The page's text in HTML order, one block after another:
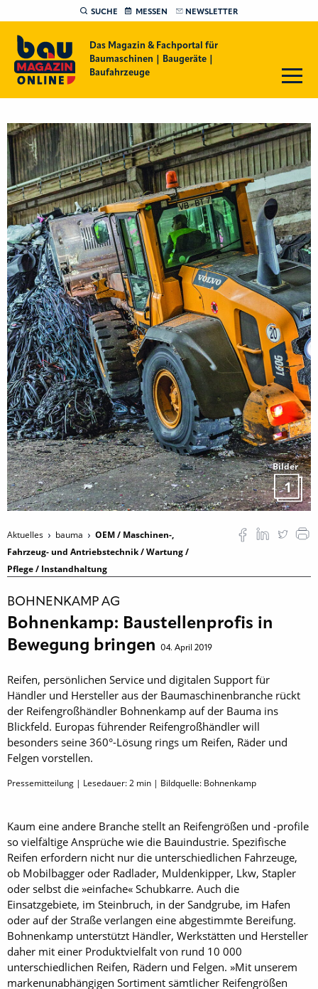
SUCHE MESSEN NEWSLETTER
Das Magazin & Fachportal für
Baumaschinen | Baugeräte |
Baufahrzeuge
Bilder
1
Aktuelles bauma
OEM / Maschinen-,
Fahrzeug- und Antriebstechnik / Wartung /
Pflege / Instandhaltung
BOHNENKAMP AG
Bohnenkamp: Baustellenprofis in
Bewegung bringen
04. April 2019
Reifen, persönlichen Service und digitalen Support für
Händler und Hersteller aus der Baumaschinenbranche rückt
der Reifengroßhändler Bohnenkamp auf der Bauma ins
Blickfeld. Europas führender Reifengroßhändler will
besonders seine 360°-Lösung rings um Reifen, Räder und
Felgen vorstellen.
Pressemitteilung | Lesedauer:2 min | Bildquelle: Bohnenkamp
Kaum eine andere Branche stellt an Reifengrößen und -profile
so vielfältige Ansprüche wie die Bauindustrie. Spezifische
Reifen erfordern nicht nur die unterschiedlichen Fahrzeuge,
ob Mobilbagger oder Radlader, Muldenkipper, Lkw, Stapler
oder selbst die »einfache« Schubkarre. Auch die
Einsatzgebiete, im Steinbruch, in der Sandgrube, im Hafen
oder auf der Straße verlangen eine abgestimmte Bereifung.
Bohnenkamp unterstützt Händler, Werkstätten und Hersteller
daher mit einer Produktvielfalt von rund 10 000
unterschiedlichen Reifen, Rädern und Felgen. »Mit unserem
markenunabhängigen Sortiment sämtlicher Reifengrößen